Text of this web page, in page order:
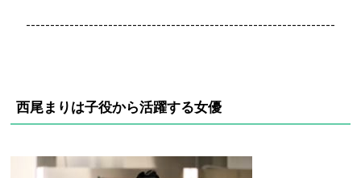
----------------------------------------------------------------
西尾まりは子役から活躍する女優